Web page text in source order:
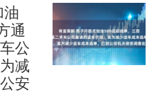
通
公
减
安